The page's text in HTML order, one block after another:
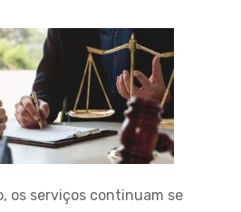
os serviços continuam se